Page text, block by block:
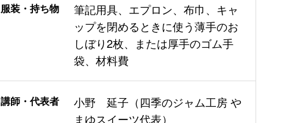
服装・持ち物
筆記用具、エプロン、布巾、キャ
ップを閉めるときに使う薄手のお
しぼり2枚、または厚手のゴム手
袋、材料費
講師・代表者
小野 延子（四季のジャム工房 や
まゆスイーツ代表）